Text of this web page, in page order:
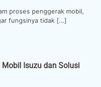
proses penggerak mobil,
fungsinya tidak […]
Isuzu dan Solusi